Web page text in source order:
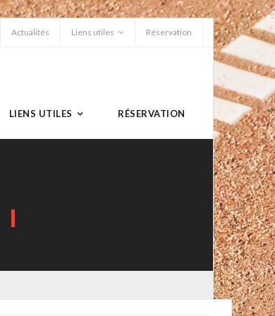
Actualités Liens utiles Réservation
LIENS UTILES RÉSERVATION